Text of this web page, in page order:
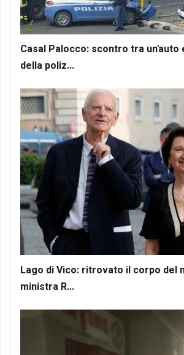
Casal Palocco: scontro tra un'auto
della poliz...
Lago di Vico: ritrovato il corpo del
ministra R...